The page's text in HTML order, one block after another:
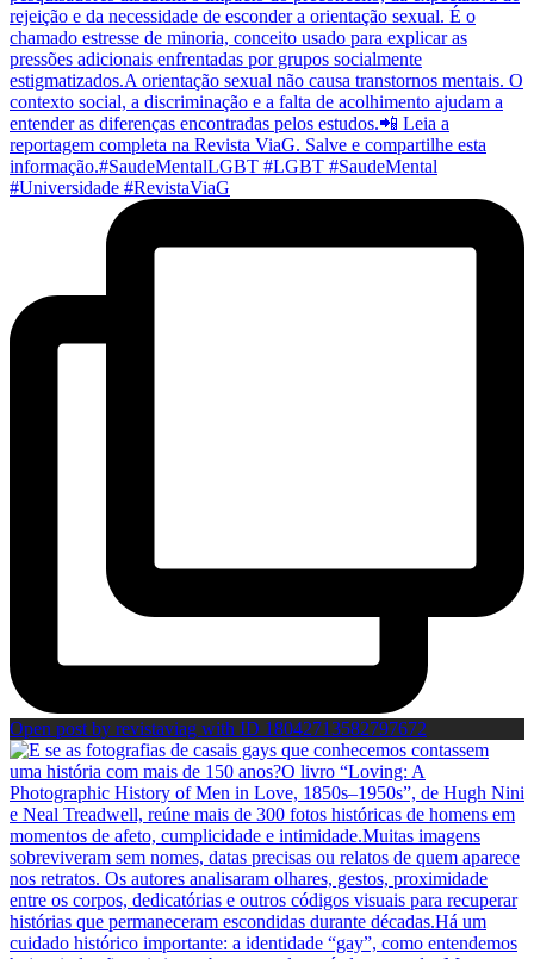
Open post by revistaviag with ID 18042713582797672